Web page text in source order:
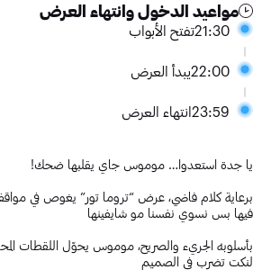
مواعيد الدخول وانتهاء العرض
21:30تفتح الأبواب
22:00يبدأ العرض
23:59انتهاء العرض
يا جدة استعدوا… موموس جاي يقلبها ضحك!
برعاية كلام فاضي، عرض “تروما تور” يغوص في مواقف
فيها بس نسوي نفسنا مو شايفينها
بأسلوبه الجريء والصريح، موموس يحوّل اللقطات
لنكت تضرب في الصميم